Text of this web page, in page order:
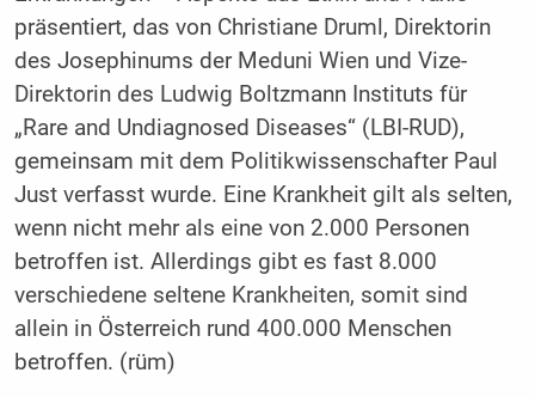
präsentiert, das von Christiane Druml, Direktorin
des Josephinums der Meduni Wien und Vize-
Direktorin des Ludwig Boltzmann Instituts für
„Rare and Undiagnosed Diseases“ (LBI-RUD),
gemeinsam mit dem Politikwissenschafter Paul
Just verfasst wurde. Eine Krankheit gilt als selten,
wenn nicht mehr als eine von 2.000 Personen
betroffen ist. Allerdings gibt es fast 8.000
verschiedene seltene Krankheiten, somit sind
allein in Österreich rund 400.000 Menschen
betroffen. (rüm)